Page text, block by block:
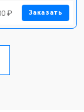
₽ Заказать